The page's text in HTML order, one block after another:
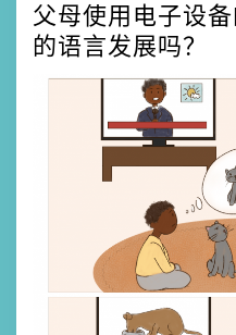
父母使用电子设
的语言发展吗？